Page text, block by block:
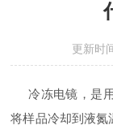
更新时
冷冻电镜，是
将样品冷却到液氮